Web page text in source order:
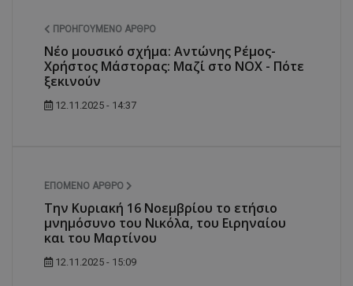
ΠΡΟΗΓΟΎΜΕΝΟ ΆΡΘΡΟ
Νέο μουσικό σχήμα: Αντώνης Ρέμος-
Χρήστος Μάστορας: Μαζί στο NOX - Πότε
ξεκινούν
12.11.2025 - 14:37
ΕΠΌΜΕΝΟ ΆΡΘΡΟ
Tην Κυριακή 16 Νοεμβρίου το ετήσιο
μνημόσυνο του Νικόλα, του Ειρηναίου
και του Μαρτίνου
12.11.2025 - 15:09